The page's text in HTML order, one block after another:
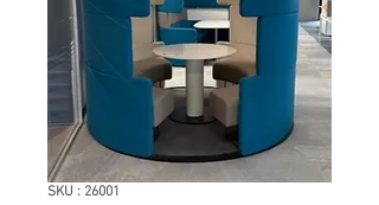
SKU : 26001